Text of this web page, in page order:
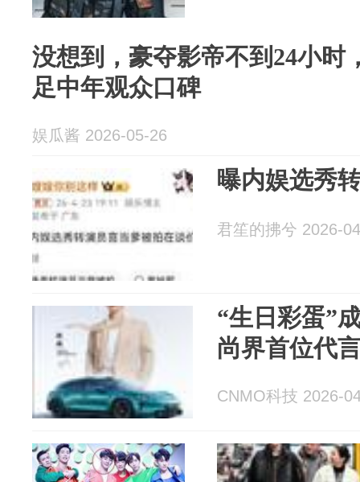
没想到，豪夺影帝不到24小时
足中年观众口碑
娱瓜酱 2026-05-26
曝内娱选秀
君笙的拂兮 2026-
“生日彩蛋”
尚界首位代
CNMO科技 2026-